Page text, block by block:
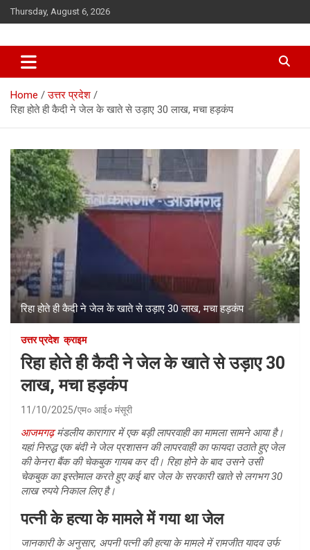
Skip
to
Thursday, August 6, 2026
Home
उत्तर प्रदेश
रिहा होते ही कैदी ने जेल के खाते से उड़ाए 30 लाख, मचा हड़कंप
रिहा होते ही कैदी ने जेल के खाते से उड़ाए 30 लाख, मचा हड़कंप
उत्तर प्रदेश क्राइम
रिहा होते ही कैदी ने जेल के खाते से उड़ाए 30
लाख, मचा हड़कंप
11/10/2025 एम० आई० मंसूरी
आजमगढ़मंडलीय कारागार में एक बड़ी लापरवाही का मामला सामने आया है।
यहां निरुद्ध एक बंदी ने जेल प्रशासन की लापरवाही का फायदा उठाते हुए जेल
की केनरा बैंक की चेकबुक गायब कर दी। रिहा होने के बाद उसने उसी
चेकबुक का इस्तेमाल करते हुए कई बार जेल के सरकारी खाते से लगभग 30
लाख रुपये निकाल लिए है।
पत्नी के हत्या के मामले में गया था जेल
जानकारी के अनुसार, अपनी पत्नी की हत्या के मामले में रामजीत यादव उर्फ